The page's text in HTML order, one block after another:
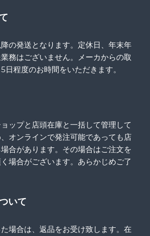
の発送となります。定休日、年末年
務はございません。メーカからの取
日程度のお時間をいただきます。
ップと店頭在庫と一括して管理して
オンラインで発注可能であっても店
合があります。その場合はご注文を
場合がございます。あらかじめご了
いて
場合は、返品をお受け致します。在